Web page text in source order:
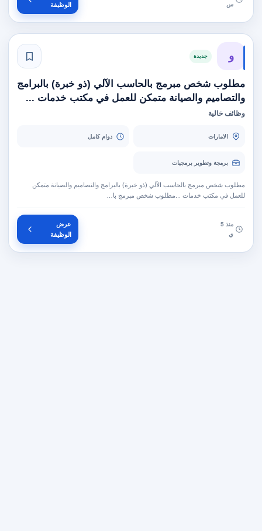
س
الوظيفة
و جديدة
مطلوب شخص مبرمج بالحاسب الآلي (ذو خبرة) بالبرامج
والتصاميم والصيانة متمكن للعمل في مكتب خدمات ...
وظائف خالية
الامارات دوام كامل
برمجة وتطوير برمجيات
مطلوب شخص مبرمج بالحاسب الآلي (ذو خبرة) بالبرامج والتصاميم والصيانة متمكن
للعمل في مكتب خدمات ...مطلوب شخص مبرمج با…
منذ 5
ي
عرض
الوظيفة